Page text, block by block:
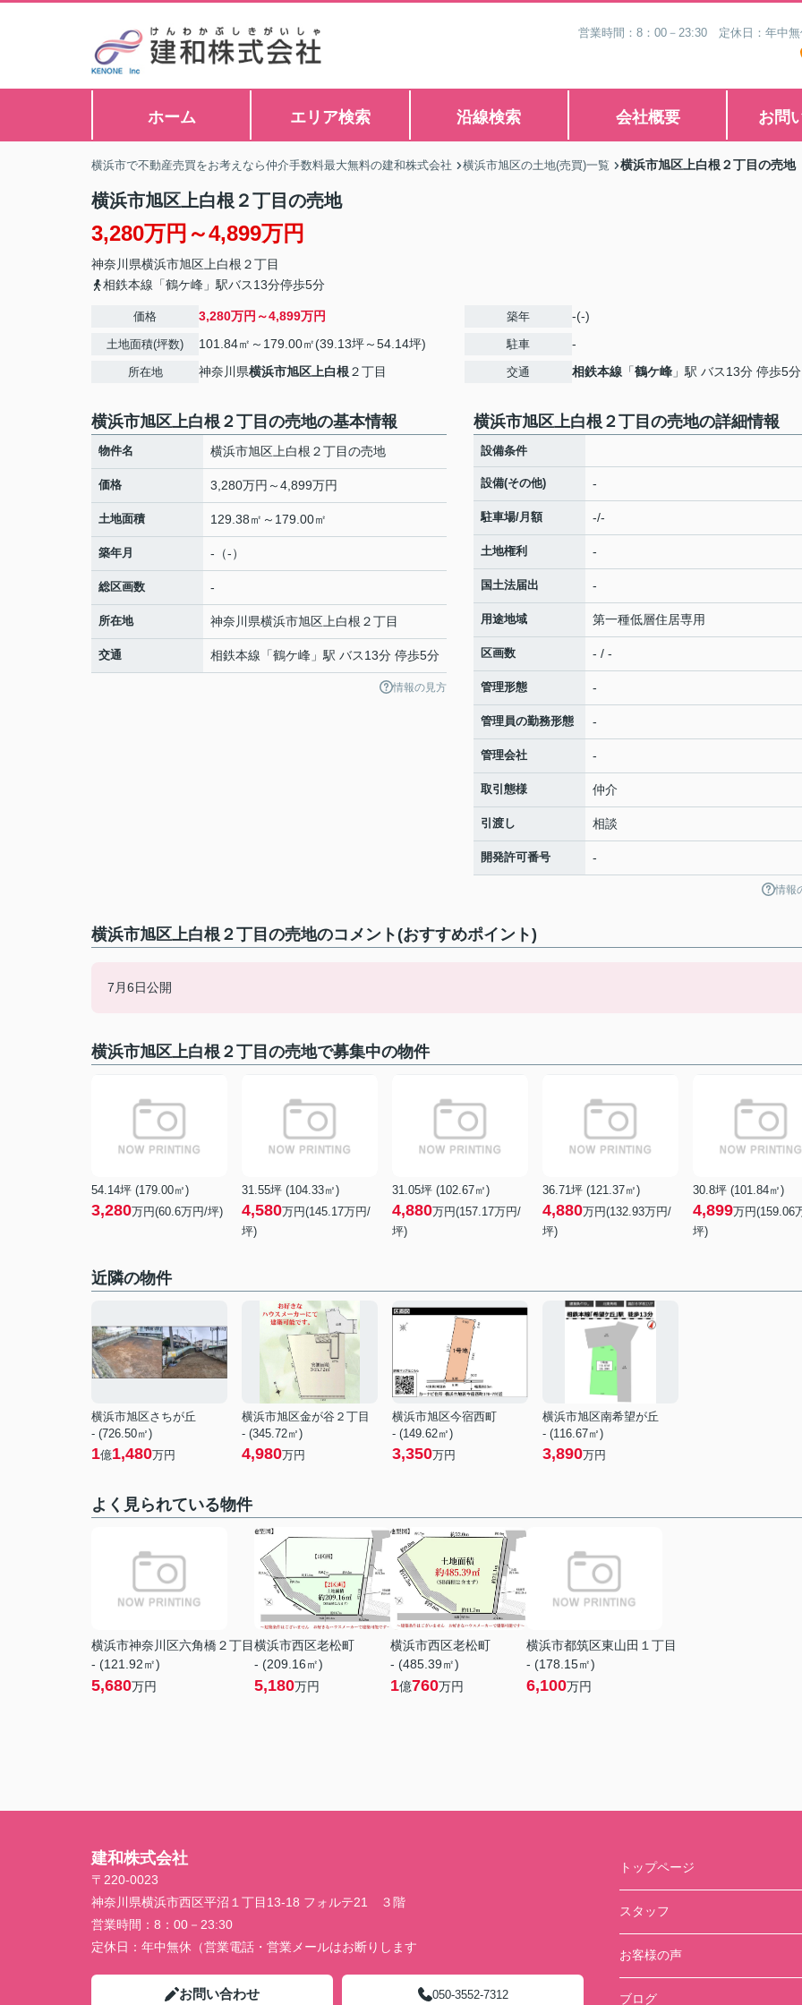
営業時間：8：00－23:30 定休日：年中
ホーム エリア検索 沿線検索 会社概要 お問
横浜市で不動産売買をお考えなら仲介手数料最大無料の建和株式会社 横浜市旭区の土地(売買)一覧 横浜市旭区上白根２丁目の売地
横浜市旭区上白根２丁目の売地
3,280万円～4,899万円
神奈川県横浜市旭区 上白根 ２丁目
相鉄本線「鶴ケ峰」駅バス13分停歩5分
価格 3,280万円～4,899万円
土地面積(坪数) 101.84㎡～179.00㎡(39.13坪～54.14坪)
所在地 神奈川県横浜市旭区 上白根２丁目
築年 -(-)
駐車 -
交通 相鉄本線 「鶴ケ峰 」駅 バス13分 停歩5分
横浜市旭区上白根２丁目の売地の基本情報
物件名 横浜市旭区上白根２丁目の売地
価格 3,280万円～4,899万円
土地面積 129.38㎡～179.00㎡
築年月 -（-）
総区画数 -
所在地 神奈川県横浜市旭区 上白根 ２丁目
交通 相鉄本線 「鶴ケ峰 」駅 バス13分 停歩5分
情報の見方
横浜市旭区上白根２丁目の売地の詳細情報
設備条件
設備(その他) -
駐車場/月額 -/-
土地権利 -
国土法届出 -
用途地域 第一種低層住居専用
区画数 - / -
管理形態 -
管理員の勤務形態 -
管理会社 -
取引態様 仲介
引渡し 相談
開発許可番号 -
情報
横浜市旭区上白根２丁目の売地のコメント(おすすめポイント)
7月6日公開
横浜市旭区上白根２丁目の売地で募集中の物件
54.14坪 (179.00㎡)
3,280万円(60.6万円/坪)
31.55坪 (104.33㎡)
4,580万円(145.17万円/
坪)
31.05坪 (102.67㎡)
4,880万円(157.17万円/
坪)
36.71坪 (121.37㎡)
4,880万円(132.93万円/
坪)
30.8坪 (101.84㎡)
4,899万円(159.06
坪)
近隣の物件
横浜市旭区さちが丘
- (726.50㎡)
1億1,480万円
横浜市旭区金が谷２丁目
- (345.72㎡)
4,980万円
横浜市旭区今宿西町
- (149.62㎡)
3,350万円
横浜市旭区南希望が丘
- (116.67㎡)
3,890万円
よく見られている物件
横浜市神奈川区六角橋２丁目
- (121.92㎡)
5,680万円
横浜市西区老松町
- (209.16㎡)
5,180万円
横浜市西区老松町
- (485.39㎡)
1億760万円
横浜市都筑区東山田１丁目
- (178.15㎡)
6,100万円
建和株式会社
〒220-0023
神奈川県横浜市西区平沼１丁目13-18 フォルテ21 ３階
営業時間： 8：00－23:30
定休日： 年中無休（営業電話・営業メールはお断りします
お問い合わせ 050-3552-7312
トップページ
スタッフ
お客様の声
ブログ